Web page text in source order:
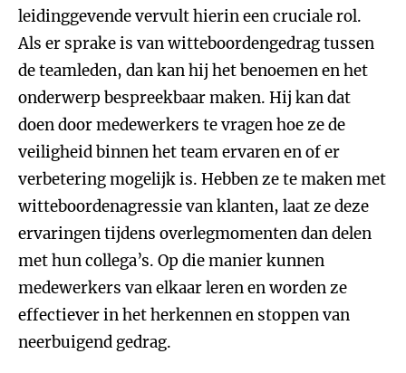
leidinggevende vervult hierin een cruciale rol.
Als er sprake is van witteboordengedrag tussen
de teamleden, dan kan hij het benoemen en het
onderwerp bespreekbaar maken. Hij kan dat
doen door medewerkers te vragen hoe ze de
veiligheid binnen het team ervaren en of er
verbetering mogelijk is. Hebben ze te maken met
witteboordenagressie van klanten, laat ze deze
ervaringen tijdens overlegmomenten dan delen
met hun collega’s. Op die manier kunnen
medewerkers van elkaar leren en worden ze
effectiever in het herkennen en stoppen van
neerbuigend gedrag.